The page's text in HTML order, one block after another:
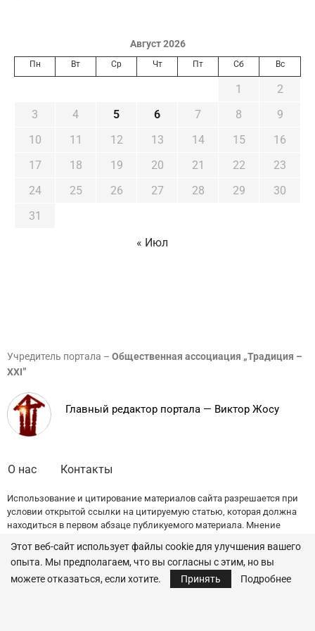
Август 2026
Пн Вт Ср Чт Пт Сб Вс
1
2
3
4 5 6 7 8
9
10
11 12 13 14 15
16
17
18 19 20 21 22
23
24
25 26 27 28 29
30
31
« Июл
Учредитель портала – Общественная ассоциация „Традиция –
XXI”
Главный редактор портала — Виктор Жосу
О нас Контакты
Использование и цитирование материалов сайта разрешается при
условии открытой ссылки на цитируемую статью, которая должна
находиться в первом абзаце публикуемого материала. Мнение
© 2022 — All Rights Reserved. Traditia.md
Этот веб-сайт использует файлы cookie для улучшения вашего
опыта. Мы предполагаем, что вы согласны с этим, но вы
можете отказаться, если хотите.
Принять Подробнее